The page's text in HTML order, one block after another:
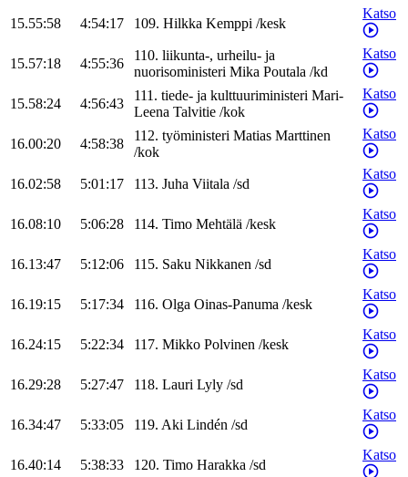
15.55:58 4:54:17 109. Hilkka Kemppi /kesk
Katso
15.57:18 4:55:36
110. liikunta-, urheilu- ja
nuorisoministeri Mika Poutala /kd
Katso
15.58:24 4:56:43
111. tiede- ja kulttuuriministeri Mari-
Leena Talvitie /kok
Katso
16.00:20 4:58:38
112. työministeri Matias Marttinen
/kok
Katso
16.02:58 5:01:17 113. Juha Viitala /sd
Katso
16.08:10 5:06:28 114. Timo Mehtälä /kesk
Katso
16.13:47 5:12:06 115. Saku Nikkanen /sd
Katso
16.19:15 5:17:34 116. Olga Oinas-Panuma /kesk
Katso
16.24:15 5:22:34 117. Mikko Polvinen /kesk
Katso
16.29:28 5:27:47 118. Lauri Lyly /sd
Katso
16.34:47 5:33:05 119. Aki Lindén /sd
Katso
16.40:14 5:38:33 120. Timo Harakka /sd
Katso